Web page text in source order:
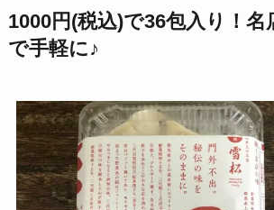
1000円(税込)で36包入り！名
で手軽に♪